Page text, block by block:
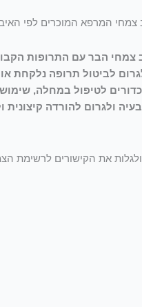
צמחי המרפא המוכרים לפי
צמחי הבר עם התרופות
לביטול תרופה נלקחת או
לטיפול במחלה,
ולגרום להורדה
את הקישורים לרשימת